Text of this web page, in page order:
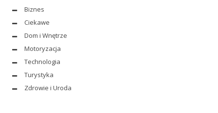
Biznes
Ciekawe
Dom i Wnętrze
Motoryzacja
Technologia
Turystyka
Zdrowie i Uroda